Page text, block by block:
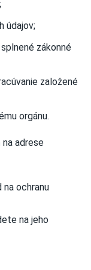
údajov;
zákonné
založené
orgánu.
adrese
na ochranu
na jeho